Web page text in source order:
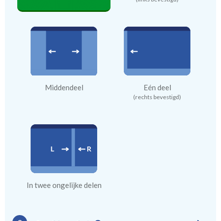
Middendeel Eén deel
(rechts bevestigd)
In twee ongelijke delen